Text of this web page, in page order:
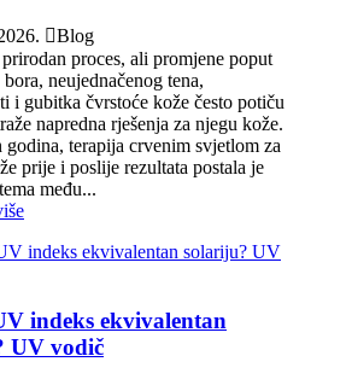
Blog
prirodan proces, ali promjene poput
neujednačenog tena,
i gubitka čvrstoće kože često potiču
napredna rješenja za njegu kože.
godina, terapija crvenim svjetlom za
prije i poslije rezultata postala je
među...
indeks ekvivalentan
UV vodič